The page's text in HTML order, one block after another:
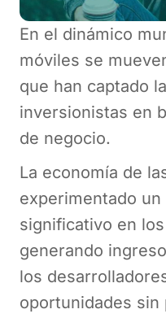
En el dinámico
móviles se
que han captado
inversionistas en
de negocio.
La economía de
experimentado
significativo en
generando
los
oportunidades